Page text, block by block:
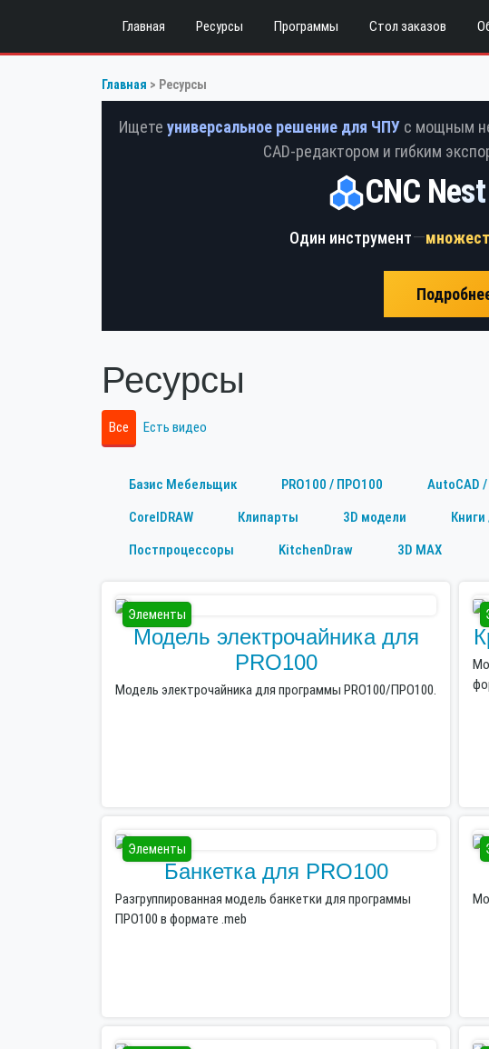
Главная Ресурсы Программы Стол заказов
Главная Ресурсы
Ищете универсальное решение для ЧПУ с мощным
CAD-редактором и гибким
CNC
Один инструмент—
Ресурсы
Все Есть видео
Базис Мебельщик PRO100 / ПРО100 AutoCAD
CorelDRAW
Клипарты 3D модели
Постпроцессоры
KitchenDraw 3D MAX
Элементы
Модель электрочайника для
PRO100
Модель электрочайника для программы PRO100/ПРО100.
Элементы
Банкетка для PRO100
Разгруппированная модель банкетки для программы
ПРО100 в формате .meb